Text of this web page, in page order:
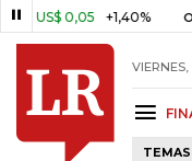
0,05 +1,40% ORO
EN VIVO